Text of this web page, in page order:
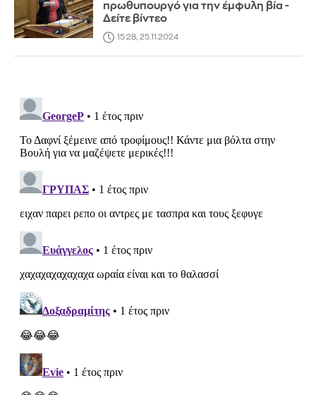
πρωθυπουργό για την έμφυλη βία -
Δείτε βίντεο
15:28, 25.11.2024